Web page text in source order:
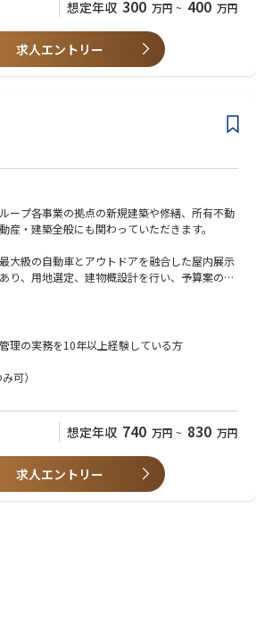
想定年収 300 万円 ~ 400 万円
求人エントリー
ープ各事業の拠点の新規建築や修繕、所有不動
産・建築全般にも関わっていただきます。
大級の自動車とアウトドアを融合した屋内展示
り、用地選定、建物概設計を行い、予算案の策
画（予算案の策定・新規物件探索・設計等）
との協議調整
進行管理
理の実務を10年以上経験している方
可）
験をお持ちの方、宅地建物取引士
想定年収 740 万円 ~ 830 万円
求人エントリー